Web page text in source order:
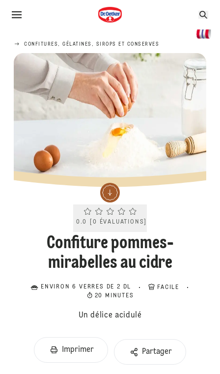
CONFITURES, GÉLATINES, SIROPS ET CONSERVES
Current rating 0.0. Click to rate.
0.0 0 ÉVALUATIONS
Confiture pommes-
mirabelles au cidre
ENVIRON 6 VERRES DE 2 DL
FACILE
20 MINUTES
Un délice acidulé
Imprimer Partager